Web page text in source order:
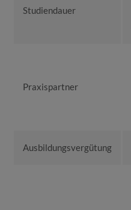
Studiendauer
Praxispartner
Ausbildungsvergütung